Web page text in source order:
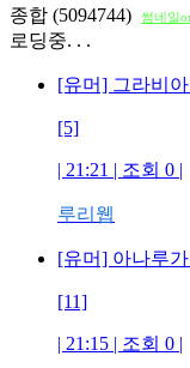
종합 (5094744) 썸네일
로딩중. . .
[유머] 그라비
[5]
| 21:21 | 조회 0 |
루리웹
[유머] 아나루
[11]
| 21:15 | 조회 0 |